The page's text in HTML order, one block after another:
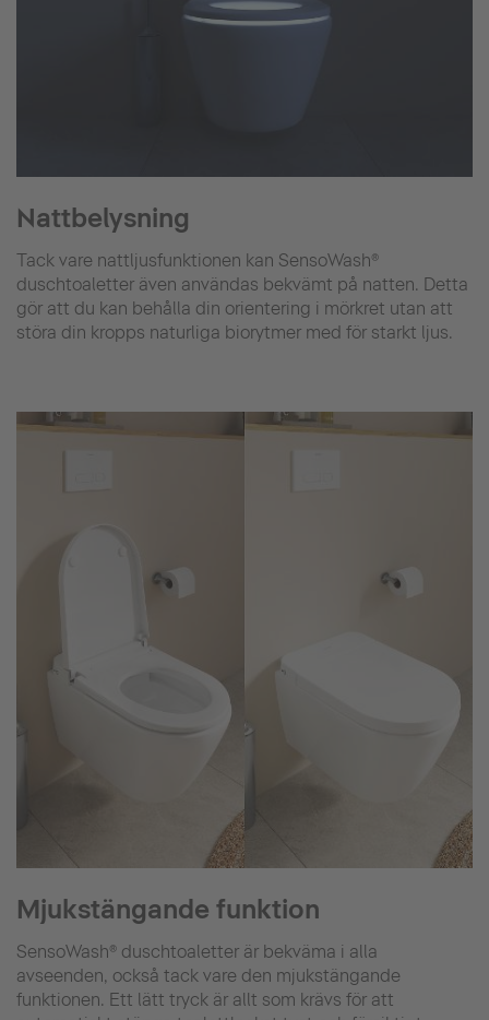
Nattbelysning
Tack vare nattljusfunktionen kan SensoWash®
duschtoaletter även användas bekvämt på natten. Detta
gör att du kan behålla din orientering i mörkret utan att
störa din kropps naturliga biorytmer med för starkt ljus.
Mjukstängande funktion
SensoWash® duschtoaletter är bekväma i alla
avseenden, också tack vare den mjukstängande
funktionen. Ett lätt tryck är allt som krävs för att